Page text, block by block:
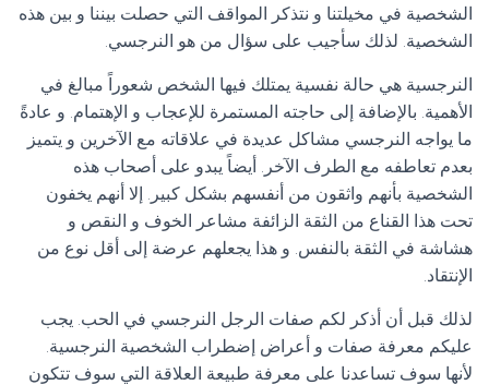
الشخصية في مخيلتنا و نتذكر المواقف التي حصلت بيننا و بين هذه
الشخصية. لذلك سأجيب على سؤال من هو النرجسي.
النرجسية هي حالة نفسية يمتلك فيها الشخص شعوراً مبالغ في
الأهمية. بالإضافة إلى حاجته المستمرة للإعجاب و الإهتمام. و عادةً
ما يواجه النرجسي مشاكل عديدة في علاقاته مع الآخرين و يتميز
بعدم تعاطفه مع الطرف الآخر. أيضاً يبدو على أصحاب هذه
الشخصية بأنهم واثقون من أنفسهم بشكل كبير. إلا أنهم يخفون
تحت هذا القناع من الثقة الزائفة مشاعر الخوف و النقص و
هشاشة في الثقة بالنفس. و هذا يجعلهم عرضة إلى أقل نوع من
الإنتقاد.
لذلك قبل أن أذكر لكم صفات الرجل النرجسي في الحب. يجب
عليكم معرفة صفات و أعراض إضطراب الشخصية النرجسية.
لأنها سوف تساعدنا على معرفة طبيعة العلاقة التي سوف تتكون